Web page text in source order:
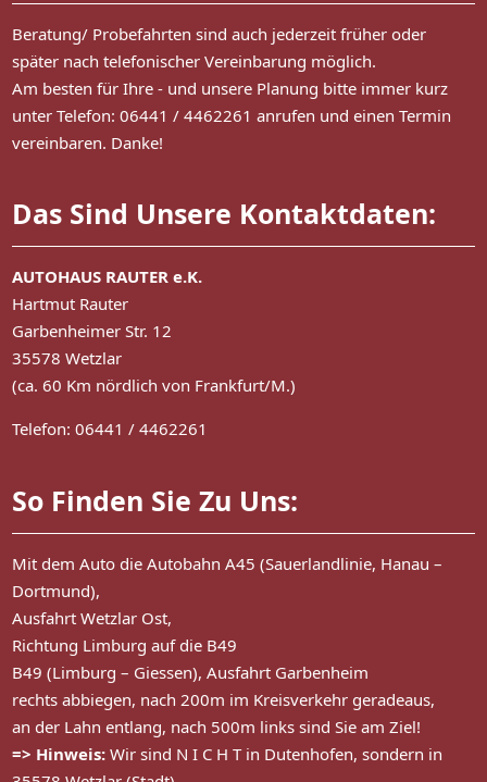
Beratung/ Probefahrten sind auch jederzeit früher oder
später nach telefonischer Vereinbarung möglich.
Am besten für Ihre - und unsere Planung bitte immer kurz
unter Telefon: 06441 / 4462261 anrufen und einen Termin
vereinbaren. Danke!
Das Sind Unsere Kontaktdaten:
AUTOHAUS RAUTER e.K.
Hartmut Rauter
Garbenheimer Str. 12
35578 Wetzlar
(ca. 60 Km nördlich von Frankfurt/M.)
Telefon: 06441 / 4462261
So Finden Sie Zu Uns:
Mit dem Auto die Autobahn A45 (Sauerlandlinie, Hanau –
Dortmund),
Ausfahrt Wetzlar Ost,
Richtung Limburg auf die B49
B49 (Limburg – Giessen), Ausfahrt Garbenheim
rechts abbiegen, nach 200m im Kreisverkehr geradeaus,
an der Lahn entlang, nach 500m links sind Sie am Ziel!
=> Hinweis: Wir sind N I C H T in Dutenhofen, sondern in